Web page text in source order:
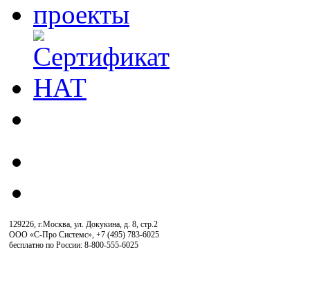
129226, г.Москва, ул. Докукина, д. 8, стр.2
ООО «С-Про Системс», +7 (495) 783-6025
бесплатно по России: 8-800-555-6025